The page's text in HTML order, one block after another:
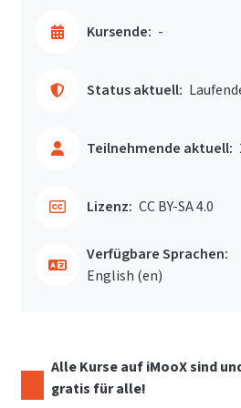
Kursende: -
Status aktuell:
Teilnehmende aktuell:
Lizenz: CC BY-SA 4.0
Verfügbare Sprachen:
English ‎(en)‎
Alle Kurse auf iMooX sind
gratis für alle!